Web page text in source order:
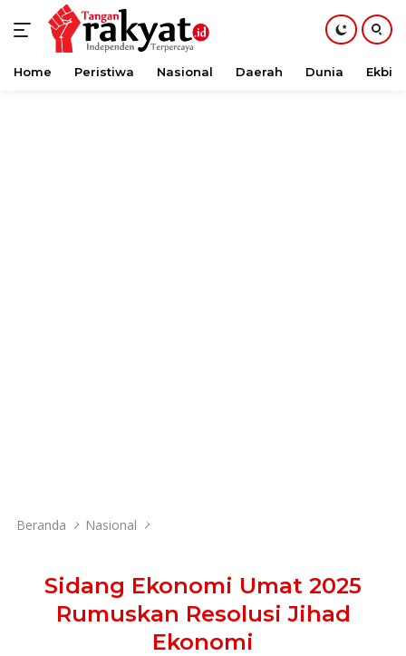
Langsung
Home Peristiwa Nasional Daerah Dunia Ekbis
Beranda Nasional
Sidang Ekonomi Umat 2025
Rumuskan Resolusi Jihad
Ekonomi